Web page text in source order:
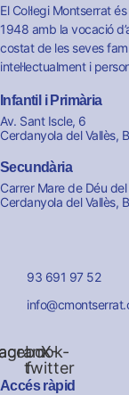
El Col·legi Montserrat
1948 amb la vocació
costat de les seves
intel·lectualment i
Infantil i Primària
Av. Sant Iscle, 6
Cerdanyola del Vallès,
Secundària
Carrer Mare de Déu del
Cerdanyola del Vallès,
93 691 97 52
f
X-
twitter
Accés ràpid